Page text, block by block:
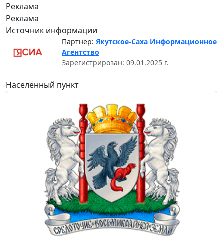
Реклама
Реклама
Источник информации
Партнёр: Якутское-Саха Информационное
Агентство
Зарегистрирован: 09.01.2025 г.
Населённый пункт